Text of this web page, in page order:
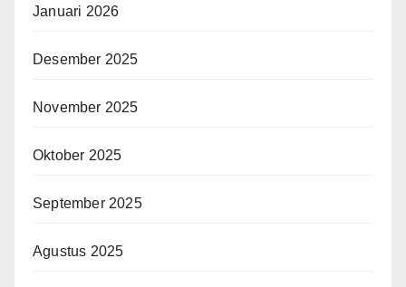
Januari 2026
Desember 2025
November 2025
Oktober 2025
September 2025
Agustus 2025